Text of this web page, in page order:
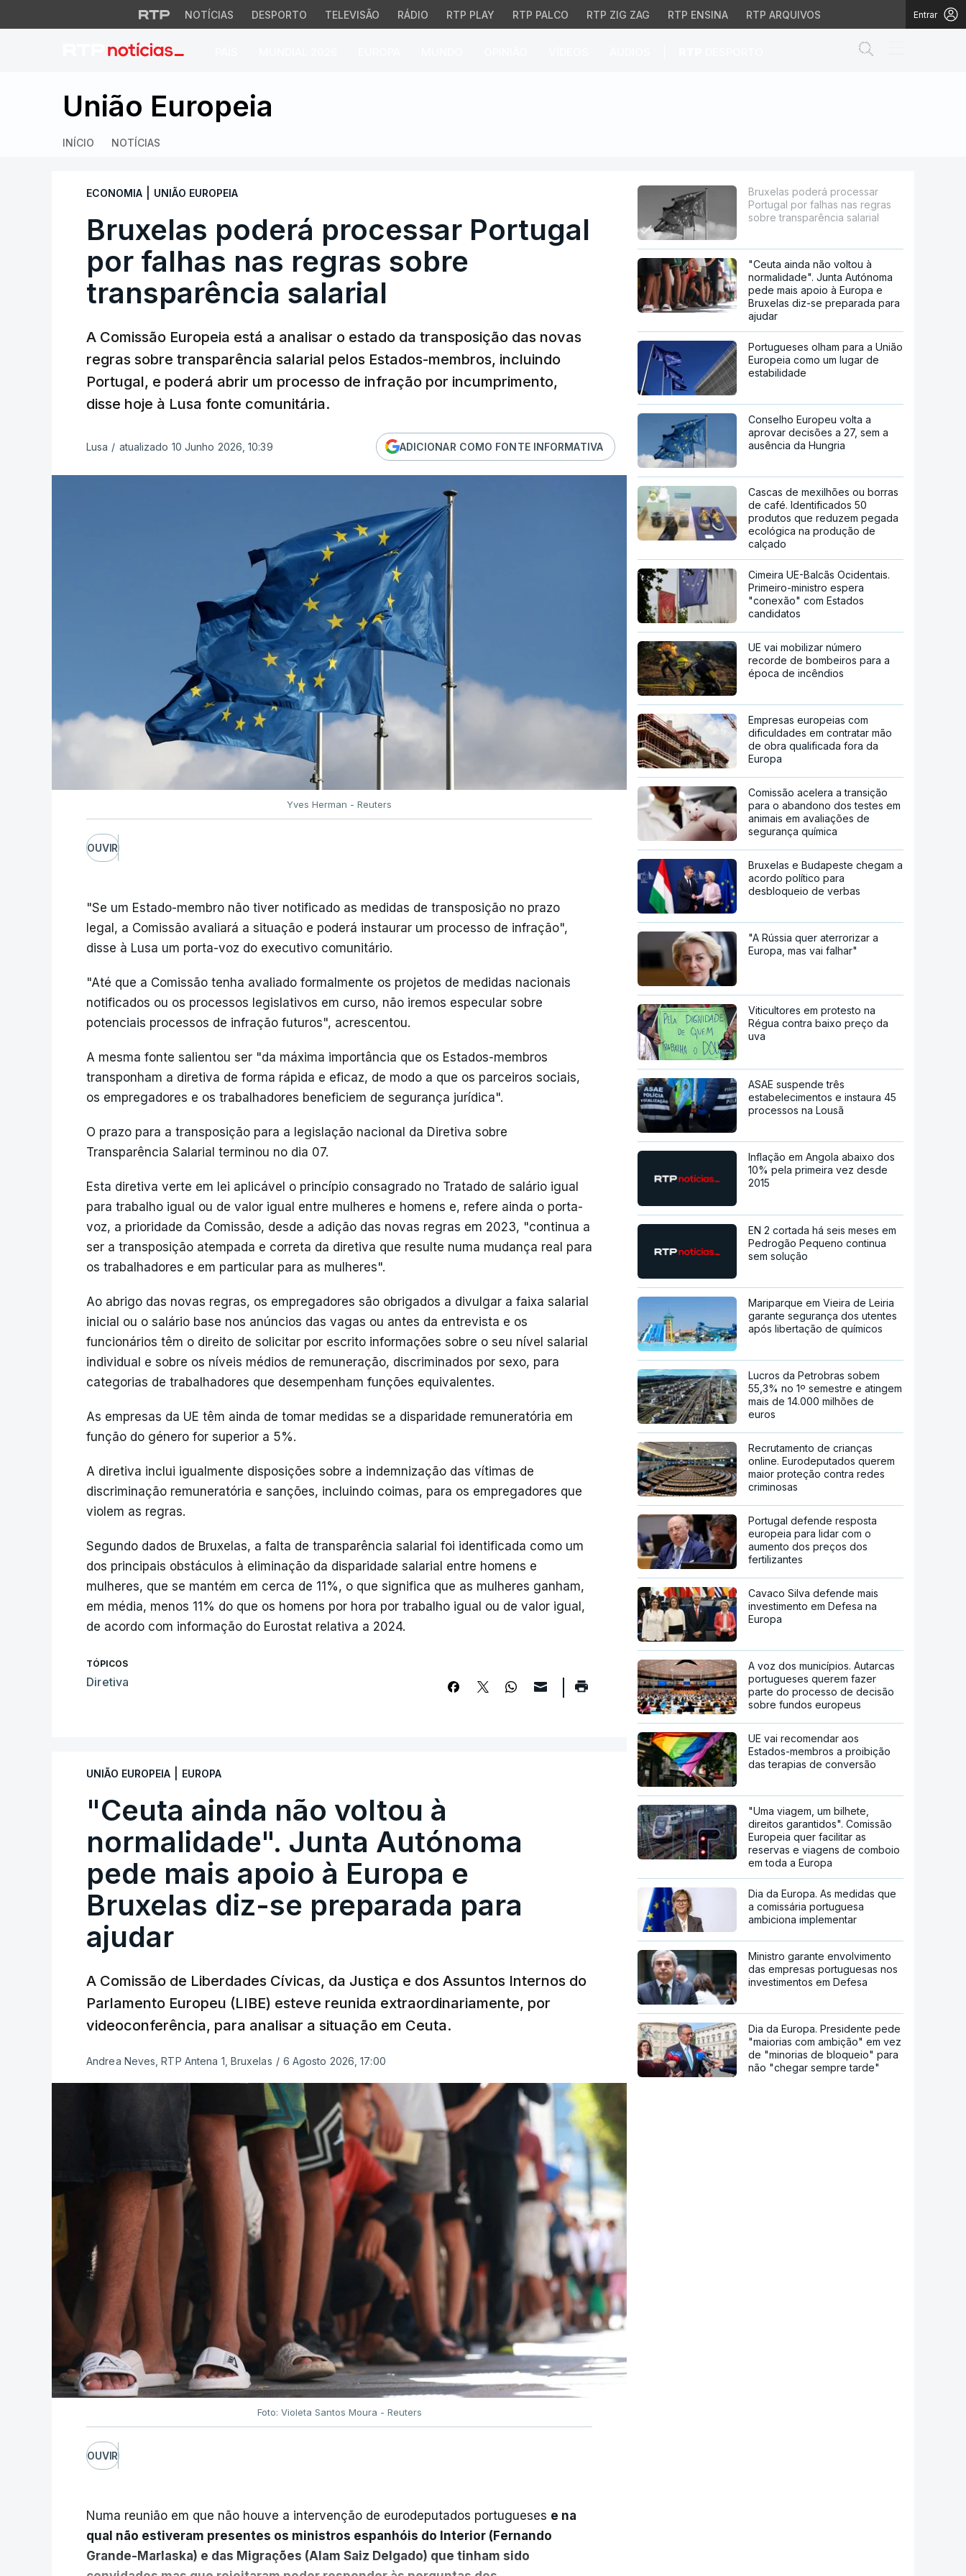
NOTÍCIAS DESPORTO TELEVISÃO RÁDIO RTP PLAY RTP PALCO RTP ZIG ZAG RTP ENSINA RTP ARQUIVOS Entrar
Bruxelas poderá processar Portugal por falhas nas regras sobre
União Europeia
INÍCIO NOTÍCIAS
ECONOMIA UNIÃO EUROPEIA
Bruxelas poderá processar Portugal
por falhas nas regras sobre
transparência salarial
A Comissão Europeia está a analisar o estado da transposição das novas
regras sobre transparência salarial pelos Estados-membros, incluindo
Portugal, e poderá abrir um processo de infração por incumprimento,
disse hoje à Lusa fonte comunitária.
Lusa / atualizado 10 Junho 2026, 10:39 ADICIONAR COMO FONTE INFORMATIVA
Yves Herman - Reuters
OUVIR
"Se um Estado-membro não tiver notificado as medidas de transposição no prazo
legal, a Comissão avaliará a situação e poderá instaurar um processo de infração",
disse à Lusa um porta-voz do executivo comunitário.
"Até que a Comissão tenha avaliado formalmente os projetos de medidas nacionais
notificados ou os processos legislativos em curso, não iremos especular sobre
potenciais processos de infração futuros", acrescentou.
A mesma fonte salientou ser "da máxima importância que os Estados-membros
transponham a diretiva de forma rápida e eficaz, de modo a que os parceiros sociais,
os empregadores e os trabalhadores beneficiem de segurança jurídica".
O prazo para a transposição para a legislação nacional da Diretiva sobre
Transparência Salarial terminou no dia 07.
Esta diretiva verte em lei aplicável o princípio consagrado no Tratado de salário igual
para trabalho igual ou de valor igual entre mulheres e homens e, refere ainda o porta-
voz, a prioridade da Comissão, desde a adição das novas regras em 2023, "continua a
ser a transposição atempada e correta da diretiva que resulte numa mudança real para
os trabalhadores e em particular para as mulheres".
Ao abrigo das novas regras, os empregadores são obrigados a divulgar a faixa salarial
inicial ou o salário base nos anúncios das vagas ou antes da entrevista e os
funcionários têm o direito de solicitar por escrito informações sobre o seu nível salarial
individual e sobre os níveis médios de remuneração, discriminados por sexo, para
categorias de trabalhadores que desempenham funções equivalentes.
As empresas da UE têm ainda de tomar medidas se a disparidade remuneratória em
função do género for superior a 5%.
A diretiva inclui igualmente disposições sobre a indemnização das vítimas de
discriminação remuneratória e sanções, incluindo coimas, para os empregadores que
violem as regras.
Segundo dados de Bruxelas, a falta de transparência salarial foi identificada como um
dos principais obstáculos à eliminação da disparidade salarial entre homens e
mulheres, que se mantém em cerca de 11%, o que significa que as mulheres ganham,
em média, menos 11% do que os homens por hora por trabalho igual ou de valor igual,
de acordo com informação do Eurostat relativa a 2024.
TÓPICOS
Diretiva
UNIÃO EUROPEIA EUROPA
"Ceuta ainda não voltou à
normalidade". Junta Autónoma
pede mais apoio à Europa e
Bruxelas diz-se preparada para
ajudar
A Comissão de Liberdades Cívicas, da Justiça e dos Assuntos Internos do
Parlamento Europeu (LIBE) esteve reunida extraordinariamente, por
videoconferência, para analisar a situação em Ceuta.
Andrea Neves, RTP Antena 1, Bruxelas / 6 Agosto 2026, 17:00
Foto: Violeta Santos Moura - Reuters
OUVIR
Numa reunião em que não houve a intervenção de eurodeputados portugueses e na
qual não estiveram presentes os ministros espanhóis do Interior (Fernando
Grande-Marlaska) e das Migrações (Alam Saiz Delgado) que tinham sido
Bruxelas poderá processar
Portugal por falhas nas regras
sobre transparência salarial
"Ceuta ainda não voltou à
normalidade". Junta Autónoma
pede mais apoio à Europa e
Bruxelas diz-se preparada para
ajudar
Portugueses olham para a União
Europeia como um lugar de
estabilidade
Conselho Europeu volta a
aprovar decisões a 27, sem a
ausência da Hungria
Cascas de mexilhões ou borras
de café. Identificados 50
produtos que reduzem pegada
ecológica na produção de
calçado
Cimeira UE-Balcãs Ocidentais.
Primeiro-ministro espera
"conexão" com Estados
candidatos
UE vai mobilizar número
recorde de bombeiros para a
época de incêndios
Empresas europeias com
dificuldades em contratar mão
de obra qualificada fora da
Europa
Comissão acelera a transição
para o abandono dos testes em
animais em avaliações de
segurança química
Bruxelas e Budapeste chegam a
acordo político para
desbloqueio de verbas
"A Rússia quer aterrorizar a
Europa, mas vai falhar"
Viticultores em protesto na
Régua contra baixo preço da
uva
ASAE suspende três
estabelecimentos e instaura 45
processos na Lousã
Inflação em Angola abaixo dos
10% pela primeira vez desde
2015
EN 2 cortada há seis meses em
Pedrogão Pequeno continua
sem solução
Mariparque em Vieira de Leiria
garante segurança dos utentes
após libertação de químicos
Lucros da Petrobras sobem
55,3% no 1º semestre e atingem
mais de 14.000 milhões de
euros
Recrutamento de crianças
online. Eurodeputados querem
maior proteção contra redes
criminosas
Portugal defende resposta
europeia para lidar com o
aumento dos preços dos
fertilizantes
Cavaco Silva defende mais
investimento em Defesa na
Europa
A voz dos municípios. Autarcas
portugueses querem fazer
parte do processo de decisão
sobre fundos europeus
UE vai recomendar aos
Estados-membros a proibição
das terapias de conversão
"Uma viagem, um bilhete,
direitos garantidos". Comissão
Europeia quer facilitar as
reservas e viagens de comboio
em toda a Europa
Dia da Europa. As medidas que
a comissária portuguesa
ambiciona implementar
Ministro garante envolvimento
das empresas portuguesas nos
investimentos em Defesa
Dia da Europa. Presidente pede
"maiorias com ambição" em vez
de "minorias de bloqueio" para
não "chegar sempre tarde"